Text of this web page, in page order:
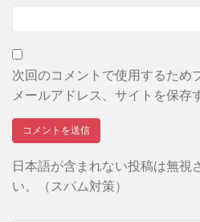
次回のコメントで使用するため
メールアドレス、サイトを保存
日本語が含まれない投稿は無視
い。（スパム対策）